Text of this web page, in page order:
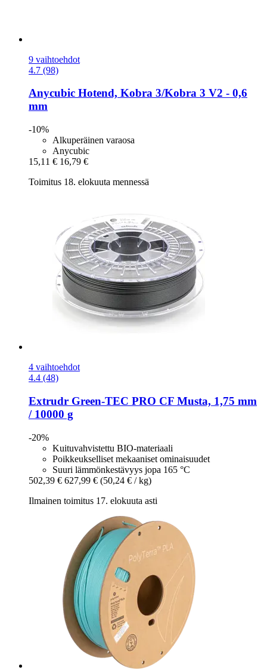
9 vaihtoehdot
4.7 (98)
Anycubic Hotend, Kobra 3/Kobra 3 V2 -​ 0,6
mm
-10%
Alkuperäinen varaosa
Anycubic
15,11 € 16,79 €
Toimitus 18. elokuuta mennessä
4 vaihtoehdot
4.4 (48)
Extrudr Green-​TEC PRO CF Musta, 1,75 mm
/ 10000 g
-20%
Kuituvahvistettu BIO-materiaali
Poikkeukselliset mekaaniset ominaisuudet
Suuri lämmönkestävyys jopa 165 °C
502,39 € 627,99 € (50,24 € / kg)
Ilmainen toimitus 17. elokuuta asti